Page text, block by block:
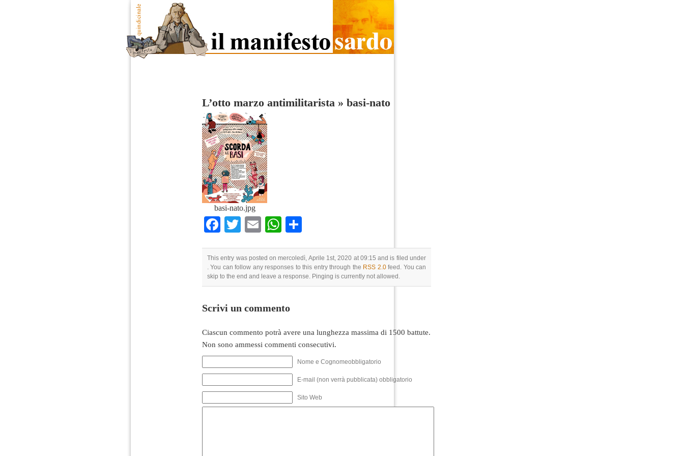
L’otto marzo antimilitarista » basi-nato
basi-nato.jpg
Facebook
TwitterEmailWhatsApp
This entry was posted on mercoledì, Aprile 1st, 2020 at 09:15 and is filed under
. You can follow any responses to this entry through the RSS 2.0feed. You can
skip to the end and leave a response. Pinging is currently not allowed.
Scrivi un commento
Ciascun commento potrà avere una lunghezza massima di 1500 battute.
Non sono ammessi commenti consecutivi.
Nome e Cognomeobbligatorio
E-mail (non verrà pubblicata) obbligatorio
Sito Web